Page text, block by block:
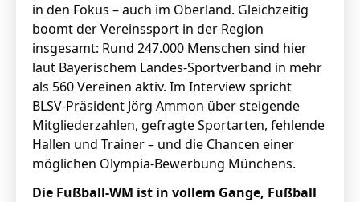
in den Fokus – auch im Oberland. Gleichzeitig
boomt der Vereinssport in der Region
insgesamt: Rund 247.000 Menschen sind hier
laut Bayerischem Landes-Sportverband in mehr
als 560 Vereinen aktiv. Im Interview spricht
BLSV-Präsident Jörg Ammon über steigende
Mitgliederzahlen, gefragte Sportarten, fehlende
Hallen und Trainer – und die Chancen einer
möglichen Olympia-Bewerbung Münchens.
Die Fußball-WM ist in vollem Gange, Fußball